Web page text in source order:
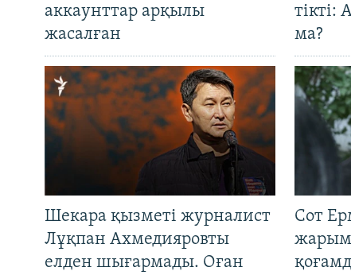
аккаунттар арқылы
жасалған
тікті:
ма?
Шекара қызметі журналист
Лұқпан Ахмедияровты
елден шығармады. Оған
Сот
жарым